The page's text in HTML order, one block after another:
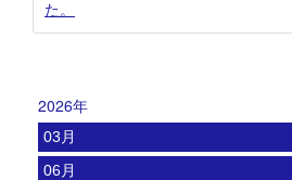
た。
2026年
03月
06月